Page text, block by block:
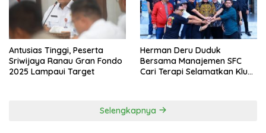
Antusias Tinggi, Peserta
Sriwijaya Ranau Gran Fondo
2025 Lampaui Target
Herman Deru Duduk
Bersama Manajemen SFC
Cari Terapi Selamatkan Klub
Selengkapnya